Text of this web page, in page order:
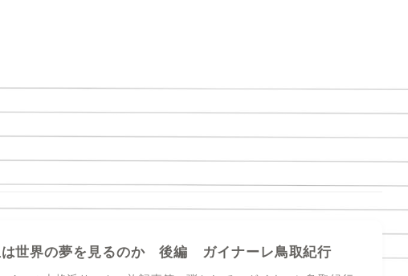
世界の夢を見るのか 後編 ガイナーレ鳥取紀行